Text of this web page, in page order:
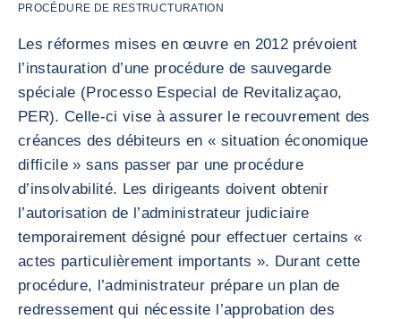
PROCÉDURE DE RESTRUCTURATION
Les réformes mises en œuvre en 2012 prévoient
l’instauration d’une procédure de sauvegarde
spéciale (Processo Especial de Revitalizaçao,
PER). Celle-ci vise à assurer le recouvrement des
créances des débiteurs en « situation économique
difficile » sans passer par une procédure
d’insolvabilité. Les dirigeants doivent obtenir
l’autorisation de l’administrateur judiciaire
temporairement désigné pour effectuer certains «
actes particulièrement importants ». Durant cette
procédure, l’administrateur prépare un plan de
redressement qui nécessite l’approbation des